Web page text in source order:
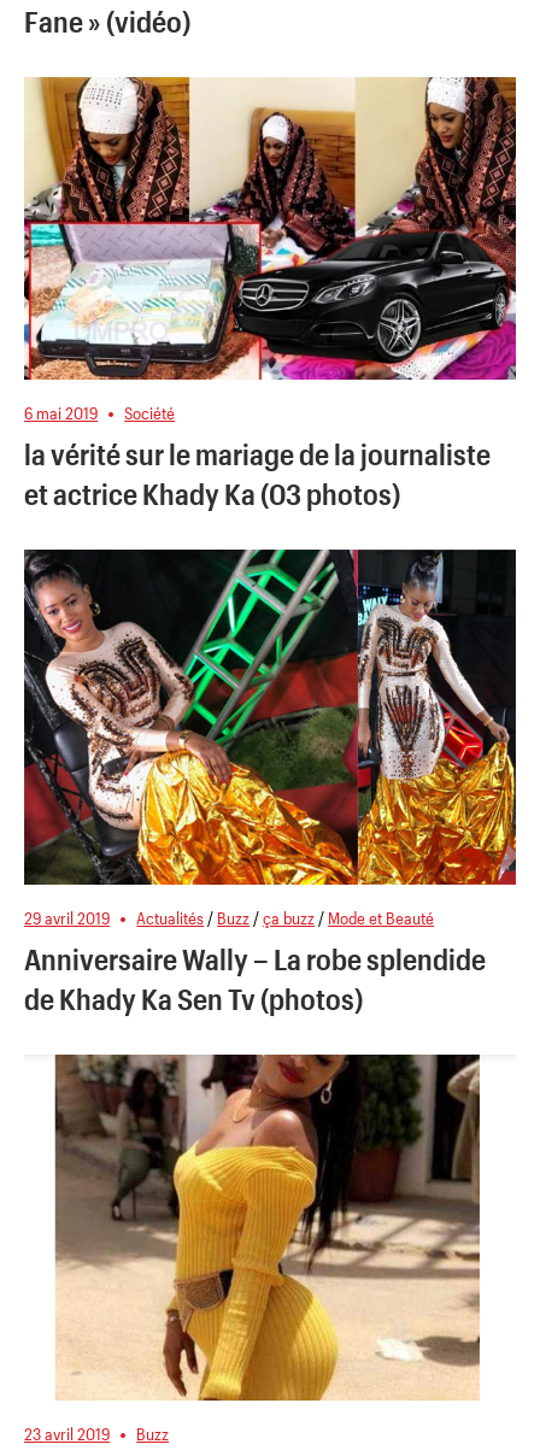
Fane » (vidéo)
6 mai 2019 Société
la vérité sur le mariage de la journaliste
et actrice Khady Ka (03 photos)
29 avril 2019 Actualités / Buzz /ça buzz / Mode et Beauté
Anniversaire Wally – La robe splendide
de Khady Ka Sen Tv (photos)
23 avril 2019 Buzz